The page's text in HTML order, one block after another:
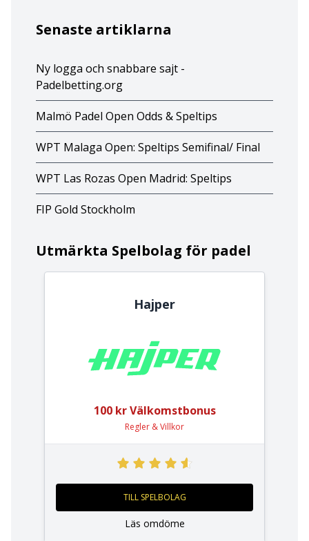
Senaste artiklarna
Ny logga och snabbare sajt -
Padelbetting.org
Malmö Padel Open Odds & Speltips
WPT Malaga Open: Speltips Semifinal/ Final
WPT Las Rozas Open Madrid: Speltips
FIP Gold Stockholm
Utmärkta Spelbolag för padel
Hajper
100 kr Välkomstbonus
Regler & Villkor
TILL SPELBOLAG
Läs omdöme